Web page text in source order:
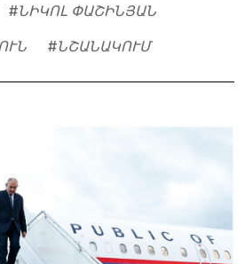
#ՆԻԿՈԼ ՓԱՇԻՆՅԱՆ
#ՆՇԱՆԱԿՈՒՄ